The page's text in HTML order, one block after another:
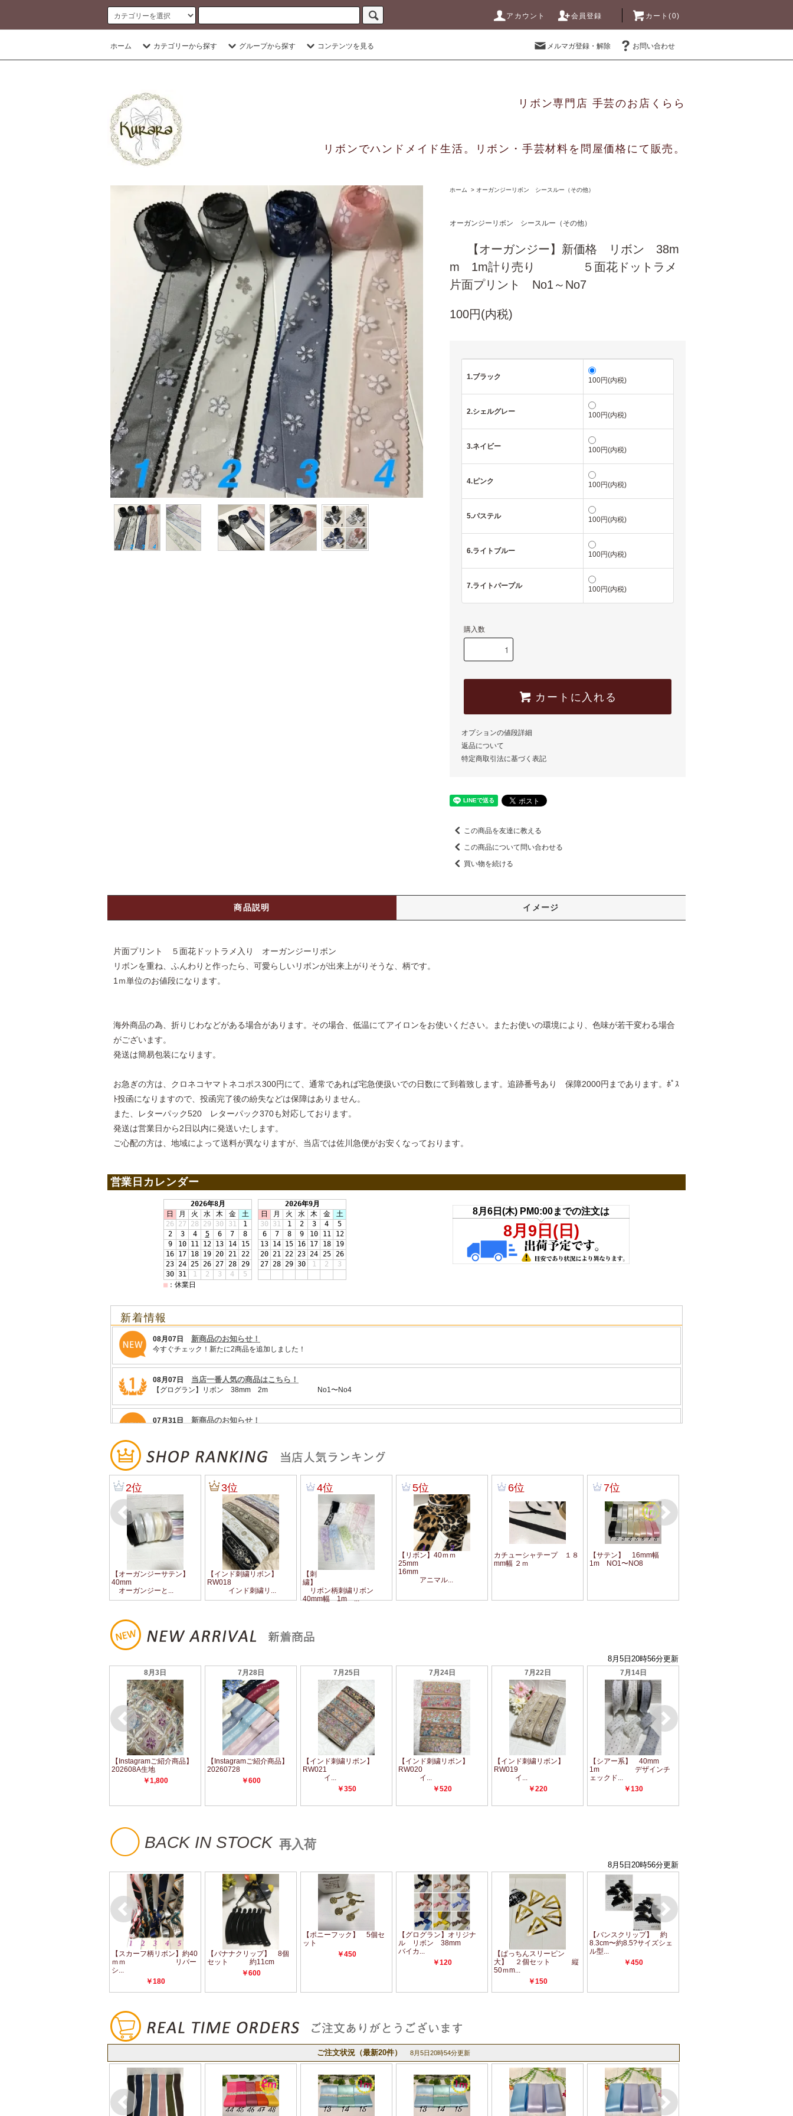
アカウント 会員登録 カート(0)
ホーム カテゴリーから探す グループから探す コンテンツを見る メルマガ登録・解除 お問い合わせ
リボン専門店 手芸のお店くらら
リボンでハンドメイド生活。リボン・手芸材料を問屋価格にて販売。
ホーム > オーガンジーリボン シースルー（その他）
オーガンジーリボン シースルー（その他）
【オーガンジー】新価格 リボン 38m
m 1m計り売り ５面花ドットラメ
片面プリント No1～No7
100円(内税)
1.ブラック 100円(内税)
2.シェルグレー 100円(内税)
3.ネイビー 100円(内税)
4.ピンク 100円(内税)
5.パステル 100円(内税)
6.ライトブルー 100円(内税)
7.ライトパープル 100円(内税)
購入数
カートに入れる
オプションの値段詳細
返品について
特定商取引法に基づく表記
この商品を友達に教える
この商品について問い合わせる
買い物を続ける
商品説明 イメージ
片面プリント ５面花ドットラメ入り オーガンジーリボン
リボンを重ね、ふんわりと作ったら、可愛らしいリボンが出来上がりそうな、柄です。
1ｍ単位のお値段になります。
海外商品の為、折りじわなどがある場合があります。その場合、低温にてアイロンをお使いください。またお使いの環境により、色味が若干変わる場合
がございます。
発送は簡易包装になります。
お急ぎの方は、クロネコヤマトネコポス300円にて、通常であれば宅急便扱いでの日数にて到着致します。追跡番号あり 保障2000円まであります。ﾎﾟｽ
ﾄ投函になりますので、投函完了後の紛失などは保障はありません。
また、レターパック520 レターパック370も対応しております。
発送は営業日から2日以内に発送いたします。
ご心配の方は、地域によって送料が異なりますが、当店では佐川急便がお安くなっております。
営業日カレンダー
◯ BACK IN STOCK 再入荷